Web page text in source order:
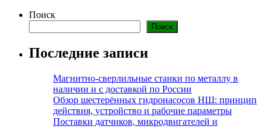
Поиск
Поиск
Последние записи
Магнитно-сверлильные станки по металлу в
наличии и с доставкой по России
Обзор шестерённых гидронасосов НШ: принцип
действия, устройство и рабочие параметры
Поставки датчиков, микродвигателей и